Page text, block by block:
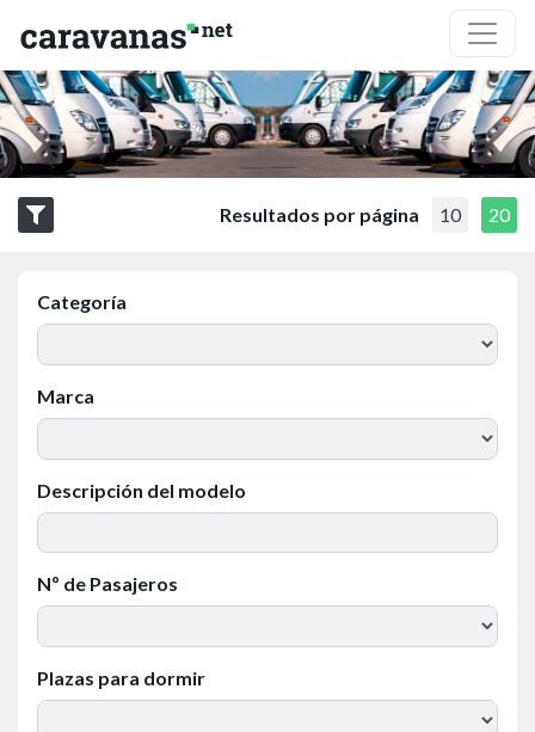
Resultados por página 10 20
Categoría
Marca
Descripción del modelo
Nº de Pasajeros
Plazas para dormir